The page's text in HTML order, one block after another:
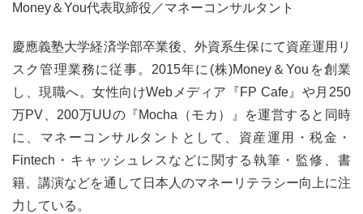
Money＆You代表取締役／マネーコンサルタント
慶應義塾大学経済学部卒業後、外資系生保にて資産運用リ
スク管理業務に従事。2015年に(株)Money＆Youを創業
し、現職へ。女性向けWebメディア『FP Cafe』や月250
万PV、200万UUの『Mocha（モカ）』を運営すると同時
に、マネーコンサルタントとして、資産運用・税金・
Fintech・キャッシュレスなどに関する執筆・監修、書
籍、講演などを通して日本人のマネーリテラシー向上に注
力している。